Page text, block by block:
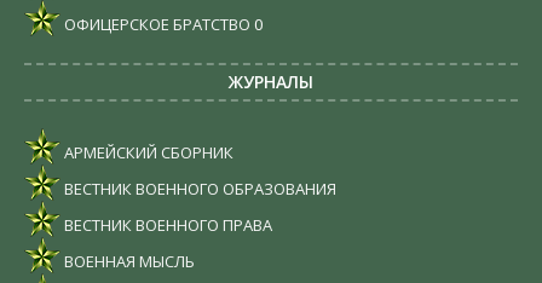
ОФИЦЕРСКОЕ БРАТСТВО 0
ЖУРНАЛЫ
АРМЕЙСКИЙ СБОРНИК
ВЕСТНИК ВОЕННОГО ОБРАЗОВАНИЯ
ВЕСТНИК ВОЕННОГО ПРАВА
ВОЕННАЯ МЫСЛЬ